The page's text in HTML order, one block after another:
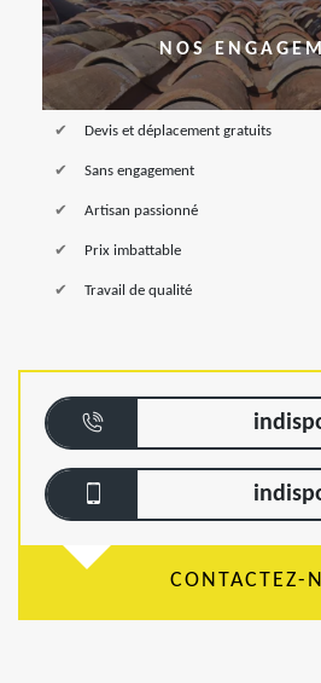
NOS
Devis et déplacement gratuits
Sans engagement
Artisan passionné
Prix imbattable
Travail de qualité
CONTACTEZ-